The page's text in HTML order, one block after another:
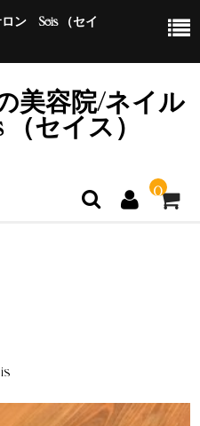
ン Seis （セイ
美容院/ネイル
セイス）
0